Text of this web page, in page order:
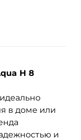
H 8
в доме или
и